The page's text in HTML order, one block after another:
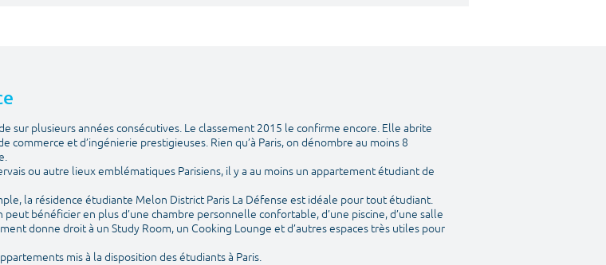
sur plusieurs années consécutives. Le classement 2015 le confirme encore. Elle abrite
et d’ingénierie prestigieuses. Rien qu’à Paris, on dénombre au moins 8
ou autre lieux emblématiques Parisiens, il y a au moins un appartement étudiant de
la résidence étudiante Melon District Paris La Défense est idéale pour tout étudiant.
bénéficier en plus d’une chambre personnelle confortable, d’une piscine, d’une salle
donne droit à un Study Room, un Cooking Lounge et d’autres espaces très utiles pour
mis à la disposition des étudiants à Paris.